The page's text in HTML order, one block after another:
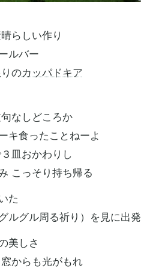
らしい作り
ルバー
のカッパドキア
なしどころか
キ食ったことねーよ
皿おかわりし
こっそり持ち帰る
た
ルグル周る祈り）を見に出発
美しさ
からも光がもれ